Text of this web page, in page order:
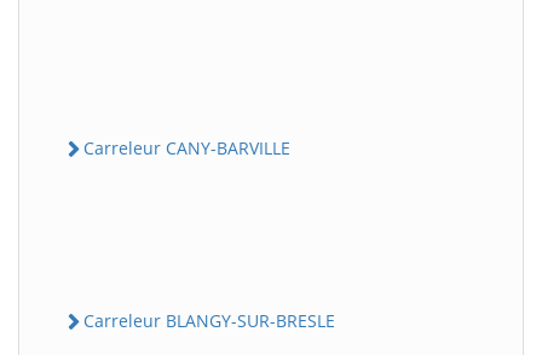
Carreleur CANY-BARVILLE
Carreleur BLANGY-SUR-BRESLE